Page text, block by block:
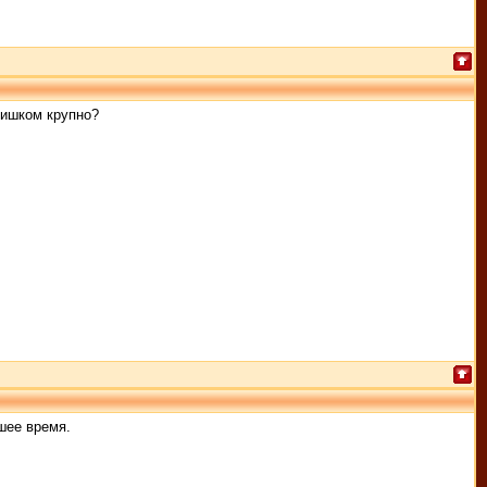
крупно?
время.